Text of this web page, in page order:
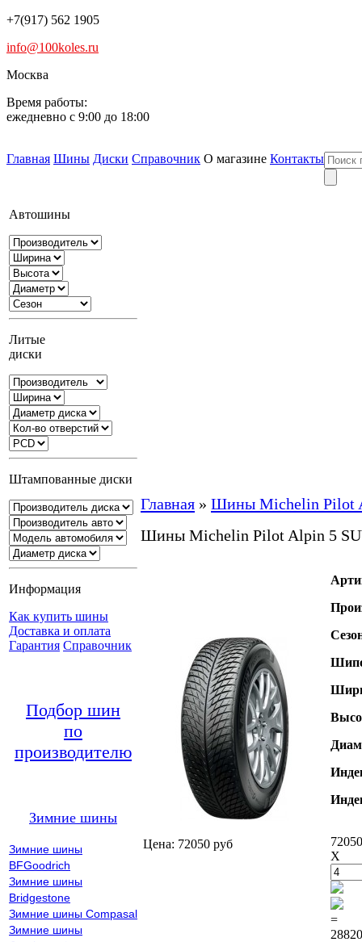
+7(917) 562 1905
info@100koles.ru
Москва
Время работы:
ежедневно с 9:00 до 18:00
Главная Шины Диски Справочник О магазине Контакты
Автошины
Литые
диски
Штампованные диски
Информация
Как купить шины
Доставка и оплата
Гарантия Справочник
Подбор шин
по
производителю
Зимние шины
Зимние шины
BFGoodrich
Зимние шины
Bridgestone
Зимние шины Compasal
Зимние шины
Главная » Шины Michelin Pilot
Шины Michelin Pilot Alpin 5
Цена: 72050 руб
X
=